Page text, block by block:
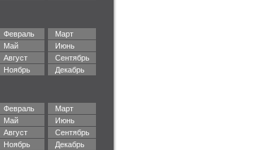
Февраль
Март
Май
Июнь
Август
Сентябрь
Ноябрь Декабрь
Февраль
Март
Май
Июнь
Август
Сентябрь
Ноябрь Декабрь